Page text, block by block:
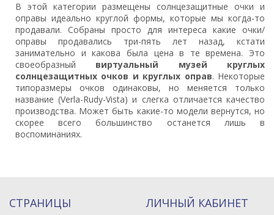
В этой категории размещены солнцезащитные очки и
оправы идеально круглой формы, которые мы когда-то
продавали. Собраны просто для интереса какие очки/
оправы продавались три-пять лет назад, кстати
занимательно и какова была цена в те времена. Это
своеобразный виртуальный музей круглых
солнцезащитных очков и круглых оправ. Некоторые
типоразмеры очков одинаковы, но меняется только
название (Verla-Rudy-Vista) и слегка отличается качество
производства. Может быть какие-то модели вернутся, но
скорее всего большинство останется лишь в
воспоминаниях.
СТРАНИЦЫ ЛИЧНЫЙ КАБИНЕТ